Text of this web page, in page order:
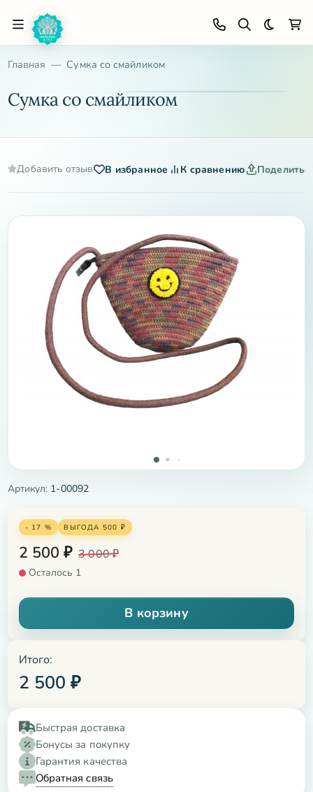
Темная
Главная Сумка со смайликом
Сумка со смайликом
Добавить отзыв В избранное К сравнению
Артикул: 1-00092
- 17 % ВЫГОДА 500 ₽
2 500 ₽ 3 000₽
Осталось 1
В корзину
Итого:
2 500 ₽
Быстрая доставка
Бонусы за покупку
Гарантия качества
Обратная связь